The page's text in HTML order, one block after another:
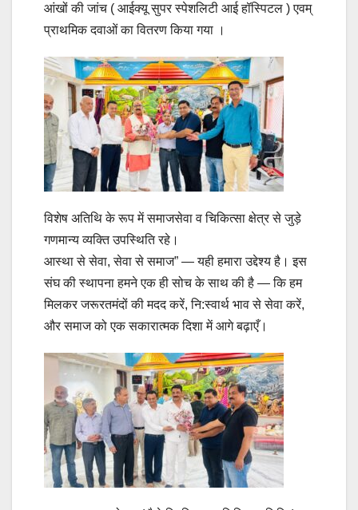
आंखों की जांच ( आईक्यू सुपर स्पेशलिटी आई हॉस्पिटल ) एवम्
प्राथमिक दवाओं का वितरण किया गया ।
विशेष अतिथि के रूप में समाजसेवा व चिकित्सा क्षेत्र से जुड़े
गणमान्य व्यक्ति उपस्थिति रहे।
आस्था से सेवा, सेवा से समाज” — यही हमारा उद्देश्य है। इस
संघ की स्थापना हमने एक ही सोच के साथ की है — कि हम
मिलकर जरूरतमंदों की मदद करें, नि:स्वार्थ भाव से सेवा करें,
और समाज को एक सकारात्मक दिशा में आगे बढ़ाएँ।